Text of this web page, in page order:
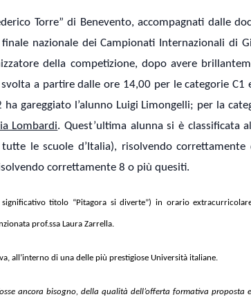
Torre” di Benevento, accompagnati dalle
nazionale dei Campionati Internazionali di
della competizione, dopo avere
a partire dalle ore 14,00 per le categorie C1
gareggiato l’alunno Luigi Limongelli; per la
Lombardi. Quest’ultima alunna si è classificata
le scuole d’Italia), risolvendo correttamente
correttamente 8 o più quesiti.
titolo “Pitagora si diverte”) in orario
prof.ssa Laura Zarrella.
all’interno di una delle più prestigiose Università italiane.
ancora bisogno, della qualità dell’offerta formativa proposta